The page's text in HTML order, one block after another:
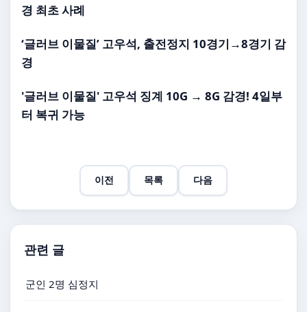
경 최초 사례
‘글러브 이물질’ 고우석, 출전정지 10경기→8경기 감
경
'글러브 이물질' 고우석 징계 10G → 8G 감경! 4일부
터 복귀 가능
이전 목록 다음
관련 글
군인 2명 심정지